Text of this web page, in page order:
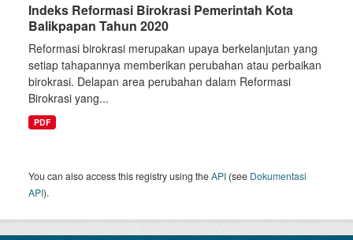
Indeks Reformasi Birokrasi Pemerintah Kota
Balikpapan Tahun 2020
Reformasi birokrasi merupakan upaya berkelanjutan yang
setiap tahapannya memberikan perubahan atau perbaikan
birokrasi. Delapan area perubahan dalam Reformasi
Birokrasi yang...
PDF
You can also access this registry using theAPI (see Dokumentasi
API).